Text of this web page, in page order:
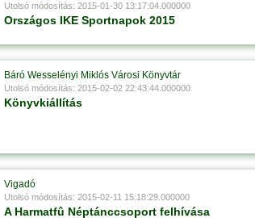
Utolsó módosítás: 2015-01-30 13:17:04.000000
Országos IKE Sportnapok 2015
Báró Wesselényi Miklós Városi Könyvtár
Utolsó módosítás: 2015-02-02 22:43:44.000000
Könyvkiállítás
Vigadó
Utolsó módosítás: 2015-02-11 15:18:29.000000
A Harmatfû Néptánccsoport felhívása